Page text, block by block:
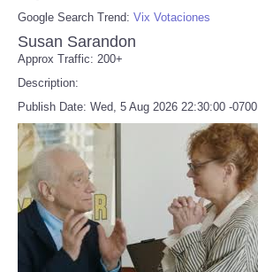
Google Search Trend: Vix Votaciones
Susan Sarandon
Approx Traffic: 200+
Description:
Publish Date: Wed, 5 Aug 2026 22:30:00 -0700